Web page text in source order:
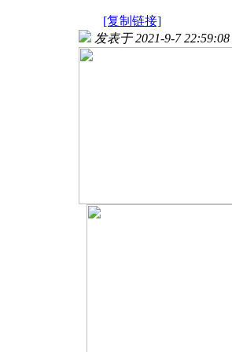
[复制链接]
发表于 2021-9-7 22:59:08